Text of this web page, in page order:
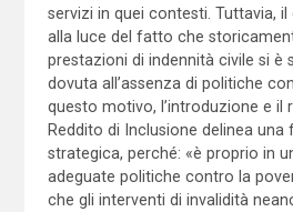
servizi in quei contesti. Tuttavia,
alla luce del fatto che
prestazioni di indennità civile si è
dovuta all’assenza di politiche
questo motivo, l’introduzione e il
Reddito di Inclusione delinea
strategica, perché: «è proprio in
adeguate politiche contro la
che gli interventi di invalidità